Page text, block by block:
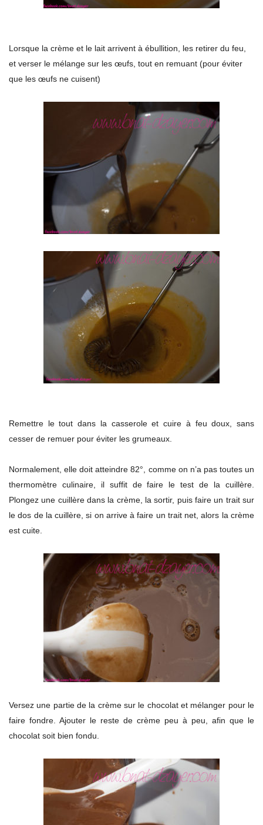
Lorsque la crème et le lait arrivent à ébullition, les retirer du feu,
et verser le mélange sur les œufs, tout en remuant (pour éviter
que les œufs ne cuisent)
Remettre le tout dans la casserole et cuire à feu doux, sans
cesser de remuer pour éviter les grumeaux.
Normalement, elle doit atteindre 82°, comme on n’a pas toutes un
thermomètre culinaire, il suffit de faire le test de la cuillère.
Plongez une cuillère dans la crème, la sortir, puis faire un trait sur
le dos de la cuillère, si on arrive à faire un trait net, alors la crème
est cuite.
Versez une partie de la crème sur le chocolat et mélanger pour le
faire fondre. Ajouter le reste de crème peu à peu, afin que le
chocolat soit bien fondu.